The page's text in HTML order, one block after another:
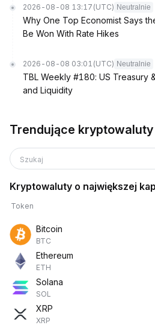
2026-08-08 13:17 (UTC) Neutralnie
Why One Top Economist Says
Be Won With Rate Hikes
2026-08-08 03:01 (UTC) Neutralnie
TBL Weekly #180: US Treasury
and Liquidity
Trendujące kryptowaluty
Szukaj
Kryptowaluty o największej
Token
Bitcoin
BTC
Ethereum
ETH
Solana
SOL
XRP
XRP